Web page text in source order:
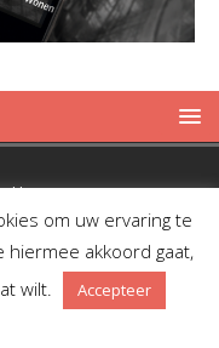
om uw ervaring te
hiermee akkoord gaat,
wilt.
Accepteer